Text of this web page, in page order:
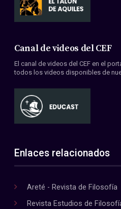
Canal de videos del CEF
El canal de videos del CEF en el
todos los videos disponibles de
Enlaces relacionados
Areté - Revista de Filosofía
Revista Estudios de